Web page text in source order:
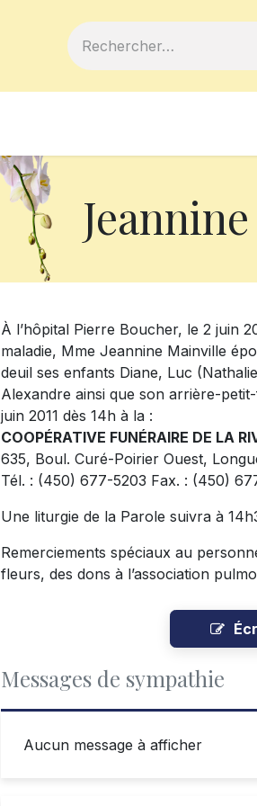
À l’hôpital Pierre Boucher, le 2 juin
maladie, Mme Jeannine Mainville
deuil ses enfants Diane, Luc
Alexandre ainsi que son arrière-
juin 2011 dès 14h à la :
COOPÉRATIVE FUNÉRAIRE DE LA
635, Boul. Curé-Poirier Ouest,
Tél. : (450) 677-5203 Fax. : (450)
Une liturgie de la Parole suivra à
Remerciements spéciaux au
fleurs, des dons à l’association
Messages de sympathie
Aucun message à afficher